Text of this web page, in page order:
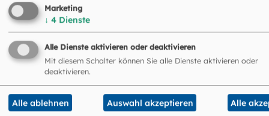
Das könnte Sie auch
interessieren
© Hendrik Steffens / EOM
Marketing
↓ 4 Dienste
Alle Dienste aktivieren oder deaktivieren
Mit diesem Schalter können Sie alle Dienste aktivieren oder
deaktivieren.
Alle ablehnen Auswahl akzeptieren Alle